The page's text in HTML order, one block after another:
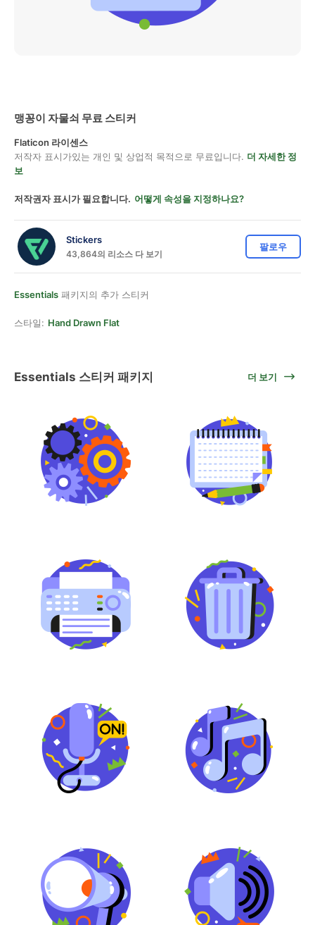
맹꽁이 자물쇠 무료 스티커
Flaticon 라이센스
저작자 표시가있는 개인 및 상업적 목적으로 무료입니다. 더 자세한 정
보
저작권자 표시가 필요합니다. 어떻게 속성을 지정하나요?
Stickers
43,864의 리소스 다 보기
팔로우
Essentials 패키지의 추가 스티커
스타일: Hand Drawn Flat
Essentials 스티커 패키지 더 보기